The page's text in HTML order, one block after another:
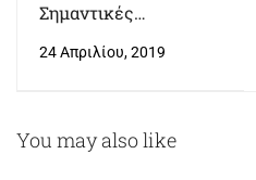
Σημαντικές
Σχεδιασμό του Νέου
24 Απριλίου, 2019
You may also like